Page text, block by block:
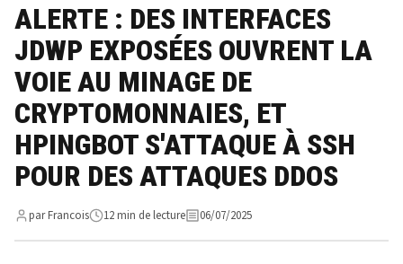
ALERTE : DES INTERFACES
JDWP EXPOSÉES OUVRENT LA
VOIE AU MINAGE DE
CRYPTOMONNAIES, ET
HPINGBOT S'ATTAQUE À SSH
POUR DES ATTAQUES DDOS
par Francois 12 min de lecture 06/07/2025